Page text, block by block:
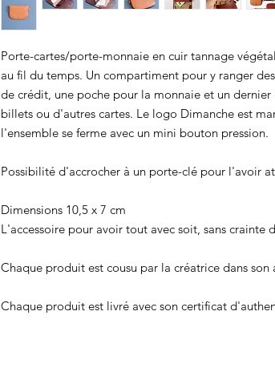
Porte-cartes/porte-monnaie en cuir tannage
au fil du temps. Un compartiment pour y ranger
de crédit, une poche pour la monnaie et un
billets ou d'autres cartes. Le logo Dimanche est
l'ensemble se ferme avec un mini bouton pression.
Possibilité d'accrocher à un porte-clé pour l'avoir
Dimensions 10,5 x 7 cm
L'accessoire pour avoir tout avec soit, sans crainte
Chaque produit est cousu par la créatrice dans son
Chaque produit est livré avec son certificat